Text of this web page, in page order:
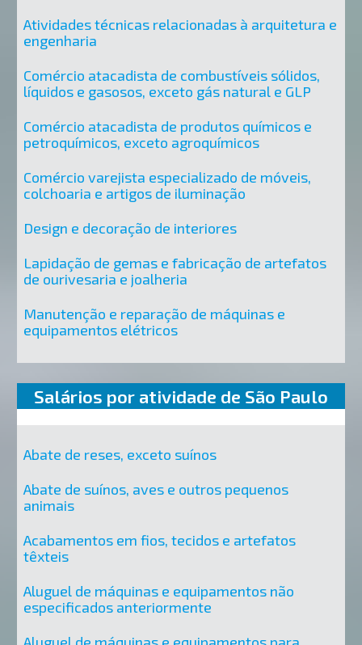
Atividades técnicas relacionadas à arquitetura e
engenharia
Comércio atacadista de combustíveis sólidos,
líquidos e gasosos, exceto gás natural e GLP
Comércio atacadista de produtos químicos e
petroquímicos, exceto agroquímicos
Comércio varejista especializado de móveis,
colchoaria e artigos de iluminação
Design e decoração de interiores
Lapidação de gemas e fabricação de artefatos
de ourivesaria e joalheria
Manutenção e reparação de máquinas e
equipamentos elétricos
Salários por atividade de São Paulo
Abate de reses, exceto suínos
Abate de suínos, aves e outros pequenos
animais
Acabamentos em fios, tecidos e artefatos
têxteis
Aluguel de máquinas e equipamentos não
especificados anteriormente